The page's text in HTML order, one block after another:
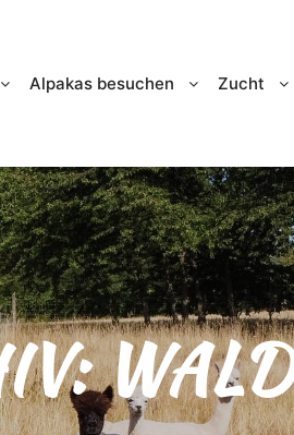
Alpakas besuchen Zucht